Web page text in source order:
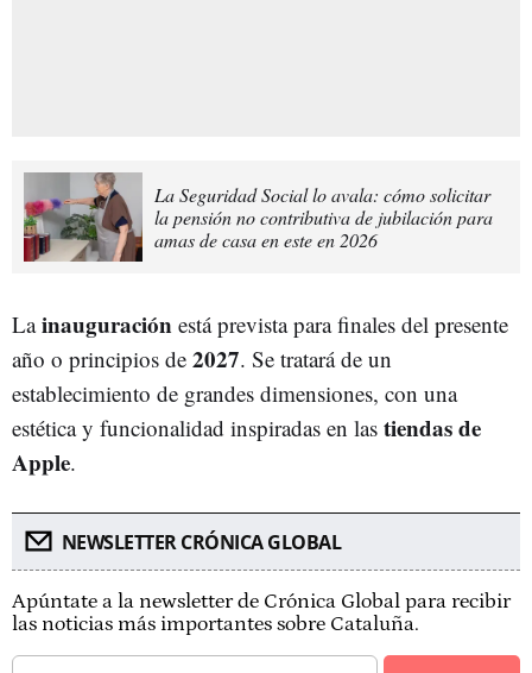
La Seguridad Social lo avala: cómo solicitar
la pensión no contributiva de jubilación para
amas de casa en este en 2026
Lainauguración está prevista para finales del presente
año o principios de 2027. Se tratará de un
establecimiento de grandes dimensiones, con una
estética y funcionalidad inspiradas en las tiendas de
Apple.
NEWSLETTER CRÓNICA GLOBAL
Apúntate a la newsletter de Crónica Global para recibir
las noticias más importantes sobre Cataluña.